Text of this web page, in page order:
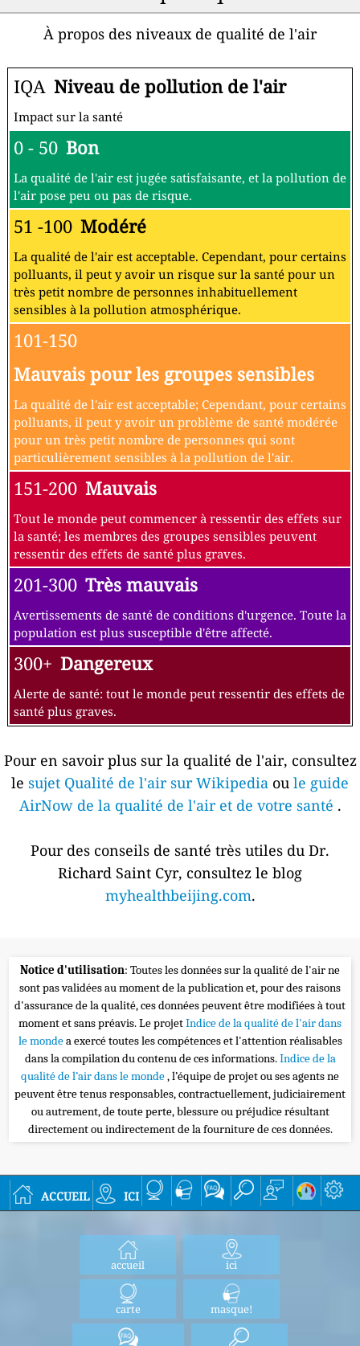
À propos des niveaux de qualité de l'air
IQA Niveau de pollution de l'air
Impact sur la santé
0 - 50 Bon
La qualité de l'air est jugée satisfaisante, et la pollution de
l'air pose peu ou pas de risque.
51 -100 Modéré
La qualité de l'air est acceptable. Cependant, pour certains
polluants, il peut y avoir un risque sur la santé pour un
très petit nombre de personnes inhabituellement
sensibles à la pollution atmosphérique.
101-150
Mauvais pour les groupes sensibles
La qualité de l'air est acceptable; Cependant, pour certains
polluants, il peut y avoir un problème de santé modérée
pour un très petit nombre de personnes qui sont
particulièrement sensibles à la pollution de l'air.
151-200 Mauvais
Tout le monde peut commencer à ressentir des effets sur
la santé; les membres des groupes sensibles peuvent
ressentir des effets de santé plus graves.
201-300 Très mauvais
Avertissements de santé de conditions d'urgence. Toute la
population est plus susceptible d'être affecté.
300+ Dangereux
Alerte de santé: tout le monde peut ressentir des effets de
santé plus graves.
Pour en savoir plus sur la qualité de l'air, consultez
le sujet Qualité de l'air sur Wikipedia ou le guide
AirNow de la qualité de l'air et de votre santé .
Pour des conseils de santé très utiles du Dr.
Richard Saint Cyr, consultez le blog
myhealthbeijing.com.
Notice d'utilisation: Toutes les données sur la qualité de l'air ne
sont pas validées au moment de la publication et, pour des raisons
d'assurance de la qualité, ces données peuvent être modifiées à tout
moment et sans préavis. Le projetIndice de la qualité de l'air dans
le mondea exercé toutes les compétences et l'attention réalisables
dans la compilation du contenu de ces informations.Indice de la
qualité de l’air dans le monde, l’équipe de projet ou ses agents ne
peuvent être tenus responsables, contractuellement, judiciairement
ou autrement, de toute perte, blessure ou préjudice résultant
directement ou indirectement de la fourniture de ces données.
accueil ici
accueil ici
carte masque!